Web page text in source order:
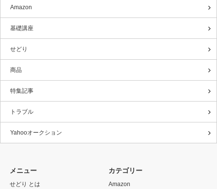
Amazon
基礎講座
せどり
商品
特集記事
トラブル
Yahooオークション
メニュー
せどり とは
カテゴリー
Amazon